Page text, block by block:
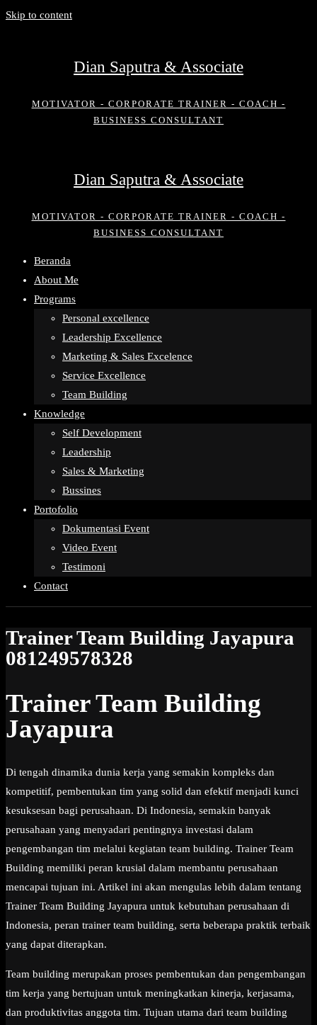
Skip to content
Dian Saputra & Associate
MOTIVATOR - CORPORATE TRAINER - COACH -
BUSINESS CONSULTANT
Dian Saputra & Associate
MOTIVATOR - CORPORATE TRAINER - COACH -
BUSINESS CONSULTANT
Beranda
About Me
Programs
Personal excellence
Leadership Excellence
Marketing & Sales Excelence
Service Excellence
Team Building
Knowledge
Self Development
Leadership
Sales & Marketing
Bussines
Portofolio
Dokumentasi Event
Video Event
Testimoni
Contact
Trainer Team Building Jayapura
081249578328
Trainer Team Building
Jayapura
Di tengah dinamika dunia kerja yang semakin kompleks dan
kompetitif, pembentukan tim yang solid dan efektif menjadi kunci
kesuksesan bagi perusahaan. Di Indonesia, semakin banyak
perusahaan yang menyadari pentingnya investasi dalam
pengembangan tim melalui kegiatan team building. Trainer Team
Building memiliki peran krusial dalam membantu perusahaan
mencapai tujuan ini. Artikel ini akan mengulas lebih dalam tentang
Trainer Team Building Jayapura untuk kebutuhan perusahaan di
Indonesia, peran trainer team building, serta beberapa praktik terbaik
yang dapat diterapkan.
Team building merupakan proses pembentukan dan pengembangan
tim kerja yang bertujuan untuk meningkatkan kinerja, kerjasama,
dan produktivitas anggota tim. Tujuan utama dari team building